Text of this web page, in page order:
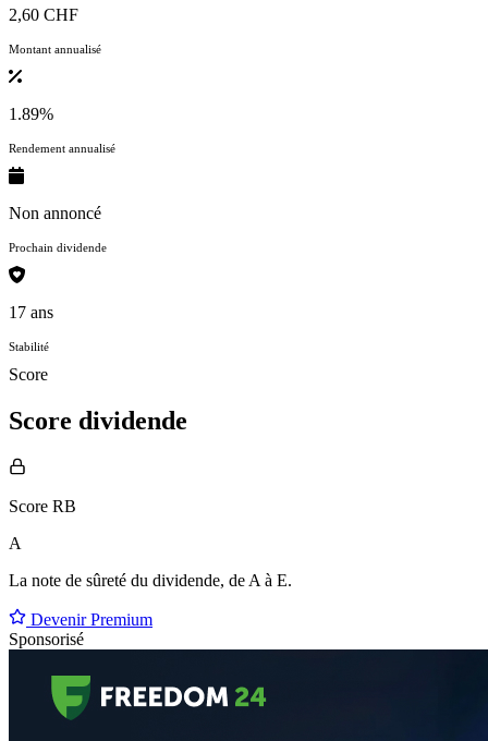
2,60 CHF
Montant annualisé
1.89%
Rendement annualisé
Non annoncé
Prochain dividende
17 ans
Stabilité
Score
Score dividende
Score RB
A
La note de sûreté du dividende, de A à E.
Devenir Premium
Sponsorisé